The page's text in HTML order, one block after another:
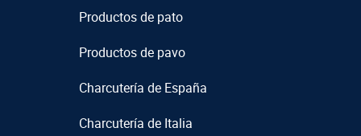
Productos de pato
Productos de pavo
Charcutería de España
Charcutería de Italia